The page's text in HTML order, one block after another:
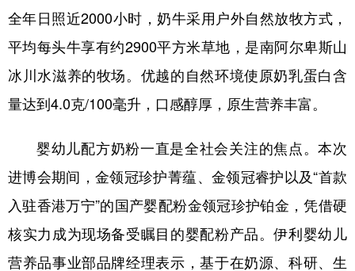
全年日照近2000小时，奶牛采用户外自然放牧方式，
平均每头牛享有约2900平方米草地，是南阿尔卑斯山
冰川水滋养的牧场。优越的自然环境使原奶乳蛋白含
量达到4.0克/100毫升，口感醇厚，原生营养丰富。
婴幼儿配方奶粉一直是全社会关注的焦点。本次
进博会期间，金领冠珍护菁蕴、金领冠睿护以及“首款
入驻香港万宁”的国产婴配粉金领冠珍护铂金，凭借硬
核实力成为现场备受瞩目的婴配粉产品。伊利婴幼儿
营养品事业部品牌经理表示，基于在奶源、科研、生